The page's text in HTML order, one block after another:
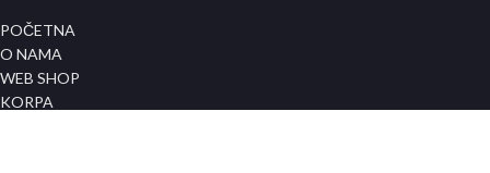
POČETNA
O NAMA
WEB SHOP
KORPA